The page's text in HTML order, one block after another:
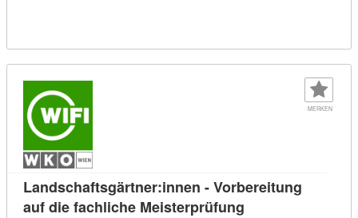
MERKEN
Landschaftsgärtner:innen - Vorbereitung
auf die fachliche Meisterprüfung